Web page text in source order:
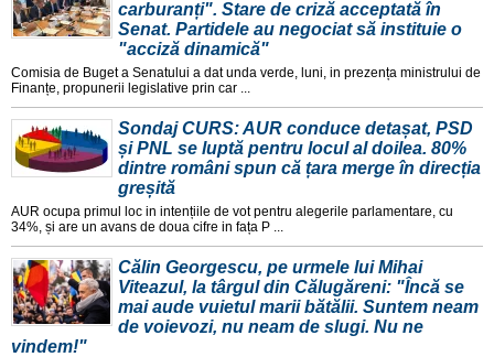
carburanți". Stare de criză acceptată în
Senat. Partidele au negociat să instituie o
"acciză dinamică"
Comisia de Buget a Senatului a dat unda verde, luni, in prezența ministrului de
Finanțe, propunerii legislative prin car ...
Sondaj CURS: AUR conduce detașat, PSD
și PNL se luptă pentru locul al doilea. 80%
dintre români spun că țara merge în direcția
greșită
AUR ocupa primul loc in intențiile de vot pentru alegerile parlamentare, cu
34%, și are un avans de doua cifre in fața P ...
Călin Georgescu, pe urmele lui Mihai
Viteazul, la târgul din Călugăreni: "Încă se
mai aude vuietul marii bătălii. Suntem neam
de voievozi, nu neam de slugi. Nu ne
vindem!"